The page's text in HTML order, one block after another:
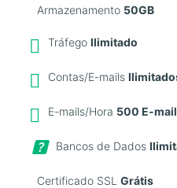
Armazenamento 50GB
TráfegoIlimitado
Contas/E-mails
E-mails/Hora 500 E-
Bancos de Dados
Certificado SSLGrátis